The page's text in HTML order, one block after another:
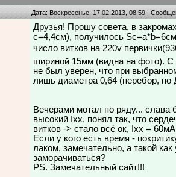
Дата: Воскресенье, 17.02.2013, 08:59 |
Друзья! Прошу совета, в
c=4,4см), получилось
число витков на 220v
шириной 15мм (видна на фото).
не был уверен, что при
лишь диаметра 0,64 (перебор,
Вечерами мотал по ряду... слава
высокий Iхх, понял так, что
витков -> стало вcё ок, Iхх =
Если у кого есть время -
лаком, замечательно, а такой
заморачиваться?
PS. Замечательный сайт!!!